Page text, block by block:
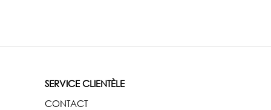
SERVICE CLIENTÈLE
CONTACT